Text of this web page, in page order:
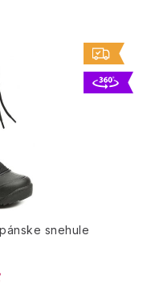
snehule